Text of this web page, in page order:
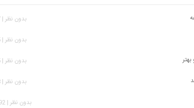
بدون نظر | 297 بازدید
بدون نظر | 735 بازدید
بدون نظر | 585 بازدید
بدون نظر | 988 بازدید
بدون نظر | 1,392 بازدید